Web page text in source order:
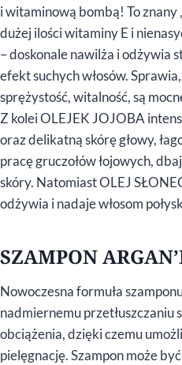
i witaminową bombą! To znany
dużej ilości witaminy E i
– doskonale nawilża i odżywia
efekt suchych włosów.
sprężystość, witalność, są
Z kolei OLEJEK JOJOBA
oraz delikatną skórę głowy,
pracę gruczołów łojowych,
skóry. Natomiast OLEJ
odżywia i nadaje włosom
SZAMPON
Nowoczesna formuła
nadmiernemu przetłuszczaniu
obciążenia, dzięki czemu
pielęgnację. Szampon może